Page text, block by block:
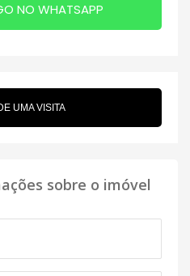
NO WHATSAPP
UMA VISITA
sobre o imóvel